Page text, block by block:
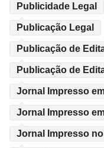
Publicidade Legal
Publicação Legal
Publicação de
Publicação de
Jornal Impresso
Jornal Impresso
Jornal Impresso